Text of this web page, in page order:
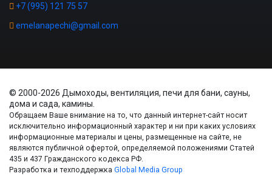
+7 (995) 121 75 57
emelanapechi@gmail.com
© 2000-2026 Дымоходы, вентиляция, печи для бани, сауны,
дома и сада, камины.
Обращаем Ваше внимание на то, что данный интернет-сайт носит
исключительно информационный характер и ни при каких условиях
информационные материалы и цены, размещенные на сайте, не
являются публичной офертой, определяемой положениями Статей
435 и 437 Гражданского кодекса РФ.
Разработка и техподдержка Global Media Group